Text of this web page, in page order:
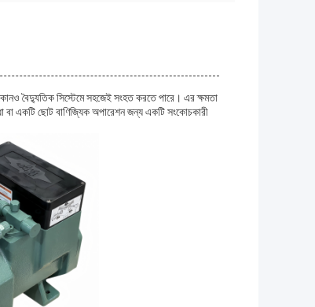
বৈদ্যুতিক সিস্টেমে সহজেই সংহত করতে পারে। এর ক্ষমতা
বা একটি ছোট বাণিজ্যিক অপারেশন জন্য একটি সংকোচকারী